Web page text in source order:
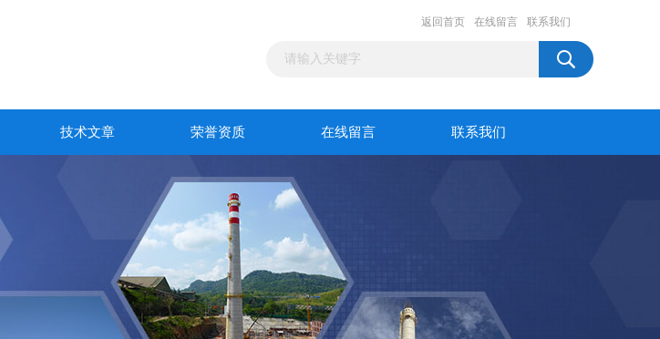
返回首页 在线留言 联系我们
技术文章 荣誉资质 在线留言 联系我们